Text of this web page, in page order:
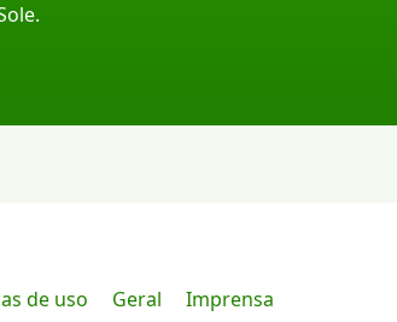
de uso Geral Imprensa